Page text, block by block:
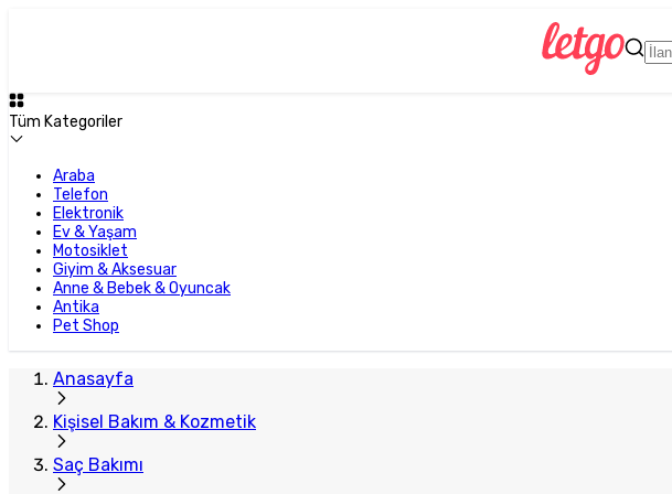
Tüm Kategoriler
Araba
Telefon
Elektronik
Ev & Yaşam
Motosiklet
Giyim & Aksesuar
Anne & Bebek & Oyuncak
Antika
Pet Shop
Anasayfa
Kişisel Bakım & Kozmetik
Saç Bakımı